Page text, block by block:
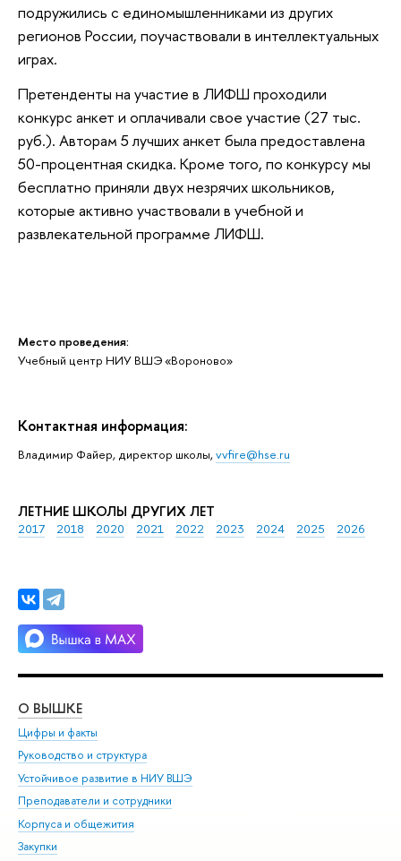
Место проведения:
Учебный центр НИУ ВШЭ «Вороново»
Контактная информация:
Владимир Файер, директор школы,vvfire@hse.ru
ЛЕТНИЕ ШКОЛЫ ДРУГИХ ЛЕТ
2017 2018 2020 2021 2022 2023 2024 2025 2026
подружились с единомышленниками из других
регионов России, поучаствовали в интеллектуальных
играх.
Претенденты на участие в ЛИФШ проходили
конкурс анкет и оплачивали свое участие (27 тыс.
руб.). Авторам 5 лучших анкет была предоставлена
50-процентная скидка. Кроме того, по конкурсу мы
бесплатно приняли двух незрячих школьников,
которые активно участвовали в учебной и
развлекательной программе ЛИФШ.
О ВЫШКЕ
Цифры и факты
Руководство и структура
Устойчивое развитие в НИУ ВШЭ
Преподаватели и сотрудники
Корпуса и общежития
Закупки